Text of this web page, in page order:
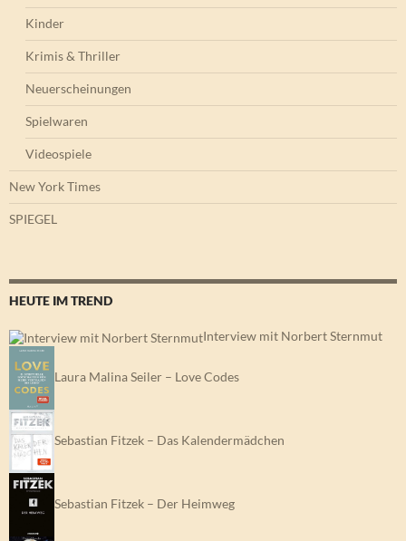
Kinder
Krimis & Thriller
Neuerscheinungen
Spielwaren
Videospiele
New York Times
SPIEGEL
HEUTE IM TREND
Interview mit Norbert Sternmut
Laura Malina Seiler – Love Codes
Sebastian Fitzek – Das Kalendermädchen
Sebastian Fitzek – Der Heimweg